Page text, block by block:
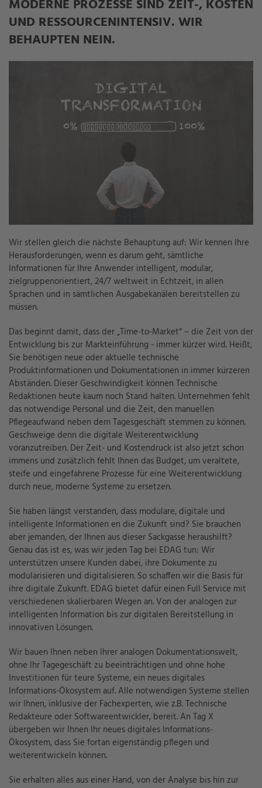
MODERNE PROZESSE SIND ZEIT-, KOSTEN
UND RESSOURCENINTENSIV. WIR
BEHAUPTEN NEIN.
Wir stellen gleich die nächste Behauptung auf: Wir kennen Ihre
Herausforderungen, wenn es darum geht, sämtliche
Informationen für Ihre Anwender intelligent, modular,
zielgruppenorientiert, 24/7 weltweit in Echtzeit, in allen
Sprachen und in sämtlichen Ausgabekanälen bereitstellen zu
müssen.
Das beginnt damit, dass der „Time-to-Market“ – die Zeit von der
Entwicklung bis zur Markteinführung - immer kürzer wird. Heißt,
Sie benötigen neue oder aktuelle technische
Produktinformationen und Dokumentationen in immer kürzeren
Abständen. Dieser Geschwindigkeit können Technische
Redaktionen heute kaum noch Stand halten. Unternehmen fehlt
das notwendige Personal und die Zeit, den manuellen
Pflegeaufwand neben dem Tagesgeschäft stemmen zu können.
Geschweige denn die digitale Weiterentwicklung
voranzutreiben. Der Zeit- und Kostendruck ist also jetzt schon
immens und zusätzlich fehlt Ihnen das Budget, um veraltete,
steife und eingefahrene Prozesse für eine Weiterentwicklung
durch neue, moderne Systeme zu ersetzen.
Sie haben längst verstanden, dass modulare, digitale und
intelligente Informationen en die Zukunft sind? Sie brauchen
aber jemanden, der Ihnen aus dieser Sackgasse heraushilft?
Genau das ist es, was wir jeden Tag bei EDAG tun: Wir
unterstützen unsere Kunden dabei, ihre Dokumente zu
modularisieren und digitalisieren. So schaffen wir die Basis für
ihre digitale Zukunft. EDAG bietet dafür einen Full Service mit
verschiedenen skalierbaren Wegen an. Von der analogen zur
intelligenten Information bis zur digitalen Bereitstellung in
innovativen Lösungen.
Wir bauen Ihnen neben Ihrer analogen Dokumentationswelt,
ohne Ihr Tagegeschäft zu beeinträchtigen und ohne hohe
Investitionen für teure Systeme, ein neues digitales
Informations-Ökosystem auf. Alle notwendigen Systeme stellen
wir Ihnen, inklusive der Fachexperten, wie z.B. Technische
Redakteure oder Softwareentwickler, bereit. An Tag X
übergeben wir Ihnen Ihr neues digitales Informations-
Ökosystem, dass Sie fortan eigenständig pflegen und
weiterentwickeln können.
Sie erhalten alles aus einer Hand, von der Analyse bis hin zur